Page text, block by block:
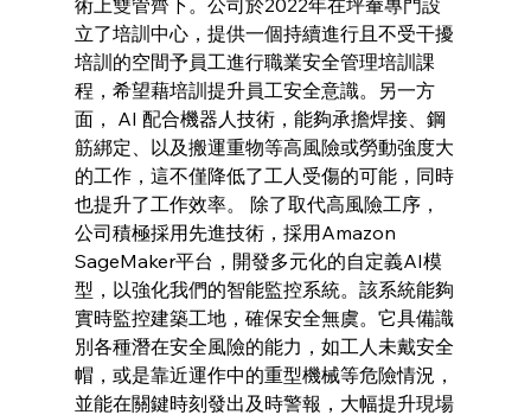
術上雙管齊下。公司於2022年在坪輋專門設
立了培訓中心，提供一個持續進行且不受干擾
培訓的空間予員工進行職業安全管理培訓課
程，希望藉培訓提升員工安全意識。另一方
面， AI 配合機器人技術，能夠承擔焊接、鋼
筋綁定、以及搬運重物等高風險或勞動強度大
的工作，這不僅降低了工人受傷的可能，同時
也提升了工作效率。 除了取代高風險工序，
公司積極採用先進技術，採用Amazon
SageMaker平台，開發多元化的自定義AI模
型，以強化我們的智能監控系統。該系統能夠
實時監控建築工地，確保安全無虞。它具備識
別各種潛在安全風險的能力，如工人未戴安全
帽，或是靠近運作中的重型機械等危險情況，
並能在關鍵時刻發出及時警報，大幅提升現場